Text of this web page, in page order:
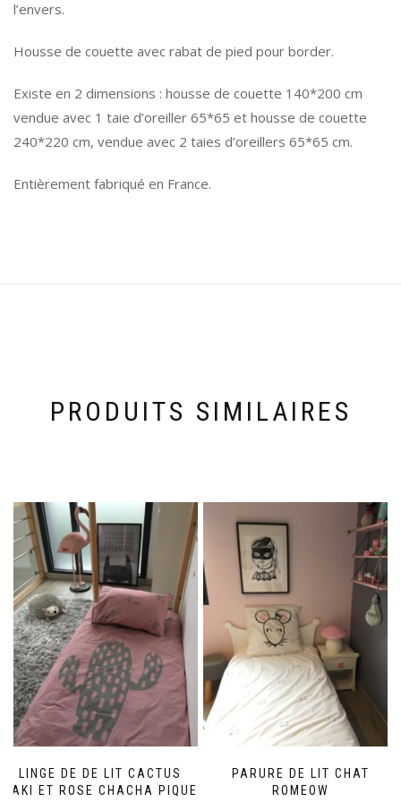
l’envers.
Housse de couette avec rabat de pied pour border.
Existe en 2 dimensions : housse de couette 140*200 cm
vendue avec 1 taie d’oreiller 65*65 et housse de couette
240*220 cm, vendue avec 2 taies d’oreillers 65*65 cm.
Entièrement fabriqué en France.
PRODUITS SIMILAIRES
LINGE DE DE LIT CACTUS
KAKI ET ROSE CHACHA PIQUE
PARURE DE LIT CHAT
ROMEOW